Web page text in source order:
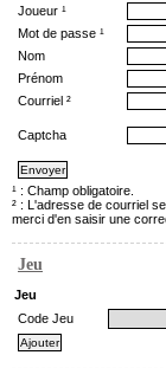
Joueur ¹
Mot de passe ¹
Nom
Prénom
Courriel ²
Captcha
¹ : Champ obligatoire.
² : L'adresse de courriel
merci d'en saisir une
Jeu
Jeu
Code Jeu